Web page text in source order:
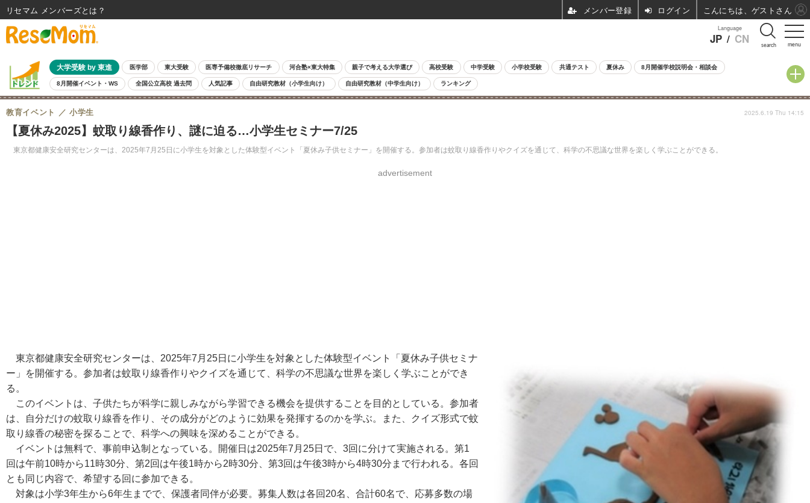
menu
Language
JP / CN search
大学受験 by 東進 医学部 東大受験 医専予備校徹底リサーチ 河合塾×東大特集 親子で考える大学選び 高校受験 中学受験 小学校受験 共通テスト 夏休み 8月開催学校説明会・相談会
8月開催イベント・WS 全国公立高校 過去問 人気記事 自由研究教材（小学生向け） 自由研究教材（中学生向け） ランキング
【夏休み2025】蚊取り線香作り、謎に迫る…小学生セミナー7/25
東京都健康安全研究センターは、2025年7月25日に小学生を対象とした体験型イベント「夏休み子供セミナー」を開催する。参加者は蚊取り線香作りやクイズを通じて、科学の不思議な世界を楽しく学ぶことができる。
教育イベント 小学生
advertisement
2025.6.19 Thu 14:15
東京都健康安全研究センターは、2025年7月25日に小学生を対象とした体験型イベント「夏休み子供セミナ
ー」を開催する。参加者は蚊取り線香作りやクイズを通じて、科学の不思議な世界を楽しく学ぶことができ
る。
このイベントは、子供たちが科学に親しみながら学習できる機会を提供することを目的としている。参加者
は、自分だけの蚊取り線香を作り、その成分がどのように効果を発揮するのかを学ぶ。また、クイズ形式で蚊
取り線香の秘密を探ることで、科学への興味を深めることができる。
イベントは無料で、事前申込制となっている。開催日は2025年7月25日で、3回に分けて実施される。第1
回は午前10時から11時30分、第2回は午後1時から2時30分、第3回は午後3時から4時30分まで行われる。各回
とも同じ内容で、希望する回に参加できる。
対象は小学3年生から6年生までで、保護者同伴が必要。募集人数は各回20名、合計60名で、応募多数の場
リセマム メンバーズ ログイン こんにちは、ゲストさん